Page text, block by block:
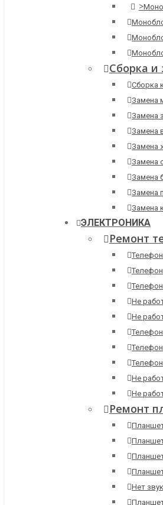
>
Сборка и
Сборка
Замена
Замена
Замена
Замена
Замена
Замена
Замена
Замена
ЭЛЕКТРОНИКА
Ремонт
Не
Не
Не
Не
Ремонт
Нет